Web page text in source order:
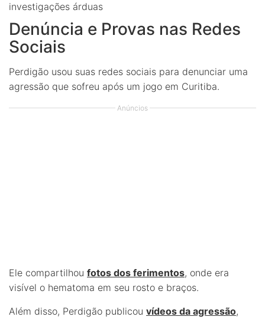
investigações árduas
Denúncia e Provas nas Redes
Sociais
Perdigão usou suas redes sociais para denunciar uma
agressão que sofreu após um jogo em Curitiba.
Anúncios
Ele compartilhou fotos dos ferimentos, onde era
visível o hematoma em seu rosto e braços.
Além disso, Perdigão publicou vídeos da agressão,